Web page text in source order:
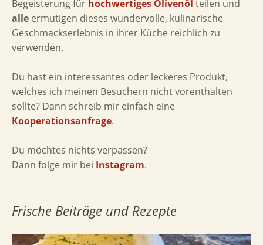
Begeisterung für hochwertiges Olivenöl teilen und
alle ermutigen dieses wundervolle, kulinarische
Geschmackserlebnis in ihrer Küche reichlich zu
verwenden.
Du hast ein interessantes oder leckeres Produkt,
welches ich meinen Besuchern nicht vorenthalten
sollte? Dann schreib mir einfach eine
Kooperationsanfrage.
Du möchtes nichts verpassen?
Dann folge mir bei Instagram.
Frische Beiträge und Rezepte